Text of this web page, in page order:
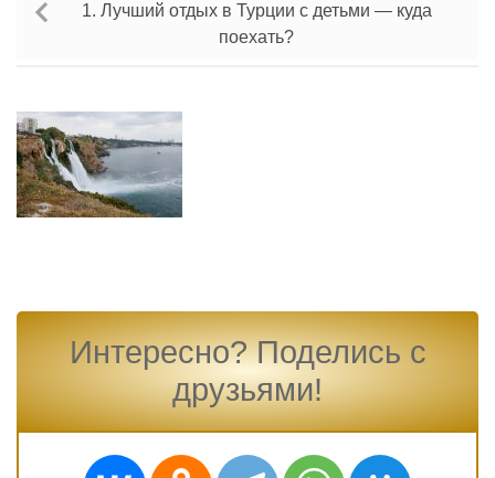
1. Лучший отдых в Турции с детьми — куда
поехать?
Интересно? Поделись с
друзьями!